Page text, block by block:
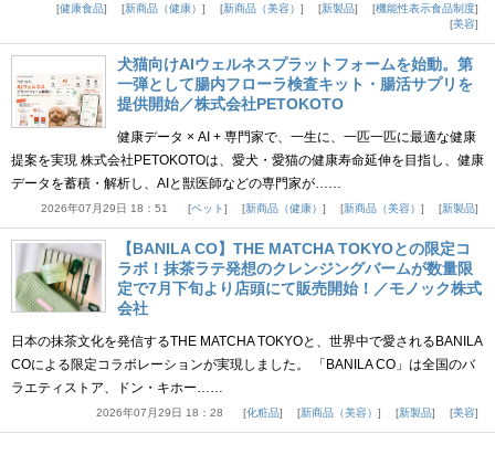
健康食品
新商品（健康） 新商品（美容） 新製品
機能性表示食品制度
美容
犬猫向けAIウェルネスプラットフォームを始動。第
一弾として腸内フローラ検査キット・腸活サプリを
提供開始／株式会社PETOKOTO
健康データ × AI + 専門家で、一生に、一匹一匹に最適な健康
提案を実現 株式会社PETOKOTOは、愛犬・愛猫の健康寿命延伸を目指し、健康
データを蓄積・解析し、AIと獣医師などの専門家が……
2026年07月29日 18：51 ペット 新商品（健康） 新商品（美容） 新製品
【BANILA CO】THE MATCHA TOKYOとの限定コ
ラボ！抹茶ラテ発想のクレンジングバームが数量限
定で7月下旬より店頭にて販売開始！／モノック株式
会社
日本の抹茶文化を発信するTHE MATCHA TOKYOと、世界中で愛されるBANILA
COによる限定コラボレーションが実現しました。 「BANILA CO」は全国のバ
ラエティストア、ドン・キホー……
2026年07月29日 18：28 化粧品 新商品（美容） 新製品 美容